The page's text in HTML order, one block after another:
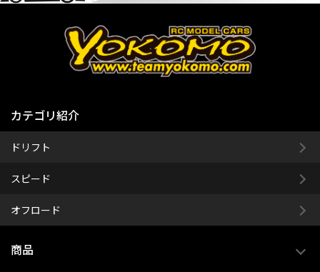
カテゴリ紹介
ドリフト
スピード
オフロード
商品